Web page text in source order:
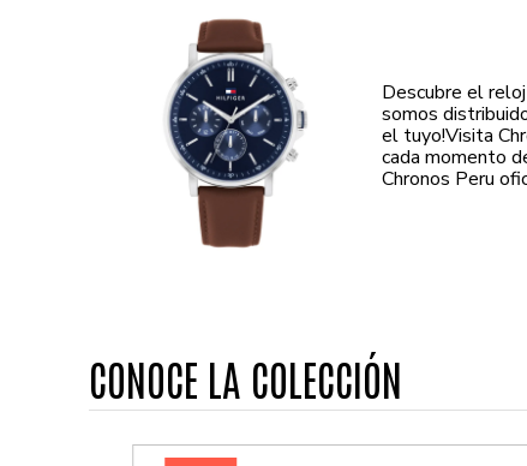
Descubre el
somos
el tuyo!Visita
cada momento
Chronos Peru
CONOCE LA COLECCIÓN